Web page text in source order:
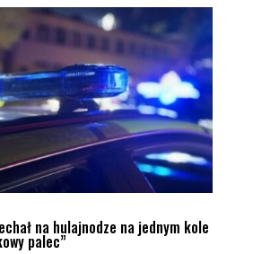
na hulajnodze na jednym kole
palec”